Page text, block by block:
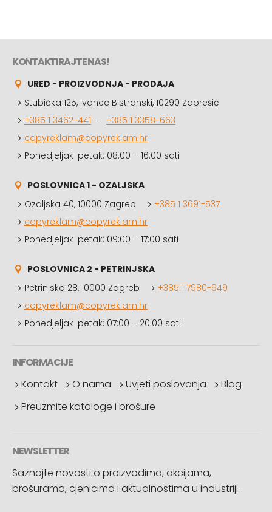
KONTAKTIRAJTE NAS!
URED - PROIZVODNJA - PRODAJA
Stubička 125, Ivanec Bistranski, 10290 Zaprešić
+385 1 3462-441 – +385 1 3358-663
copyreklam@copyreklam.hr
Ponedjeljak-petak: 08:00 – 16:00 sati
POSLOVNICA 1 - OZALJSKA
Ozaljska 40, 10000 Zagreb
+385 1 3691-537
copyreklam@copyreklam.hr
Ponedjeljak-petak: 09:00 – 17:00 sati
POSLOVNICA 2 - PETRINJSKA
Petrinjska 28, 10000 Zagreb
+385 1 7980-949
copyreklam@copyreklam.hr
Ponedjeljak-petak: 07:00 – 20:00 sati
INFORMACIJE
Kontakt
O nama Uvjeti poslovanja
Blog
Preuzmite kataloge i brošure
NEWSLETTER
Saznajte novosti o proizvodima, akcijama,
brošurama, cjenicima i aktualnostima u industriji.